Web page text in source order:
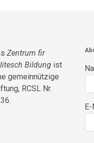
Zentrum fir
Bildung ist
gemeinnützige
RCSL Nr.